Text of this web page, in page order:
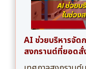
AI ช่วยบริหารจัด
สงกรานต์ที่ยอดสั่